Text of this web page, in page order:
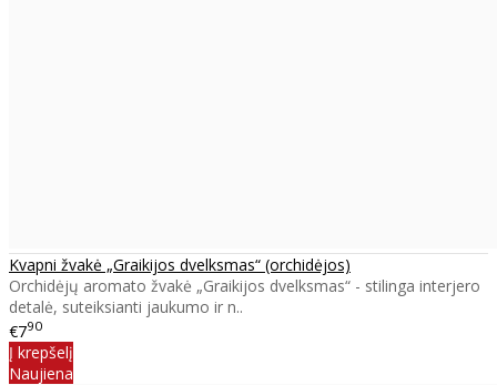
Kvapni žvakė „Graikijos dvelksmas“ (orchidėjos)
Orchidėjų aromato žvakė „Graikijos dvelksmas“ - stilinga interjero
detalė, suteiksianti jaukumo ir n..
€790
Į krepšelį
Naujiena